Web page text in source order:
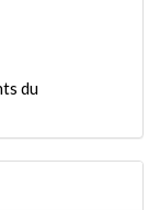
du
159kts /
VS 106FPM /